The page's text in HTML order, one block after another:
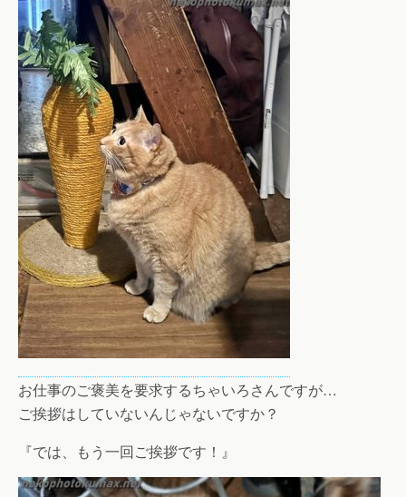
お仕事のご褒美を要求するちゃいろさんですが…
ご挨拶はしていないんじゃないですか？
『では、もう一回ご挨拶です！』